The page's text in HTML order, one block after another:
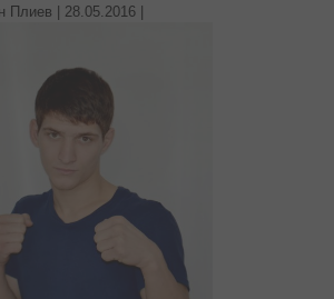
Плиев | 28.05.2016